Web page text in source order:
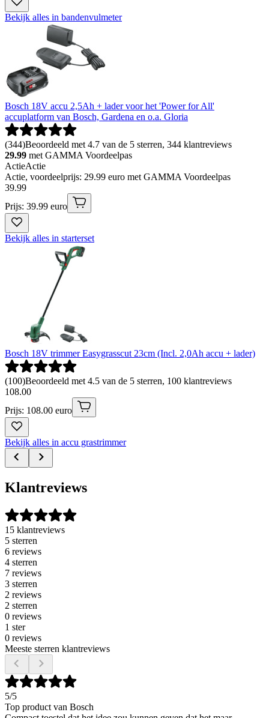
Bekijk alles in bandenvulmeter
Bosch 18V accu 2,5Ah + lader voor het 'Power for All'
accuplatform van Bosch, Gardena en o.a. Gloria
(344)Beoordeeld met 4.7 van de 5 sterren, 344 klantreviews
29.99 met GAMMA Voordeelpas
ActieActie
Actie, voordeelprijs: 29.99 euro met GAMMA Voordeelpas
39.99
Prijs: 39.99 euro
Bekijk alles in starterset
Bosch 18V trimmer Easygrasscut 23cm (Incl. 2,0Ah accu + lader)
(100)Beoordeeld met 4.5 van de 5 sterren, 100 klantreviews
108.00
Prijs: 108.00 euro
Bekijk alles in accu grastrimmer
Klantreviews
15 klantreviews
5 sterren
6 reviews
4 sterren
7 reviews
3 sterren
2 reviews
2 sterren
0 reviews
1 ster
0 reviews
Meeste sterren klantreviews
5/5
Top product van Bosch